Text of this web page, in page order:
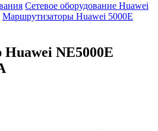
Сетевое оборудование Huawei
Маршрутизаторы Huawei 5000E
NE5000E